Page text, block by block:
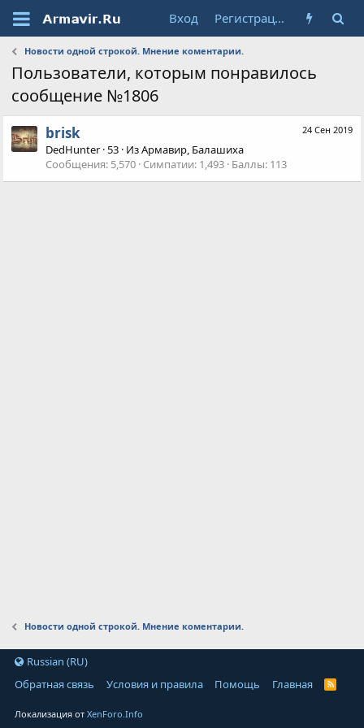
Вход Регистрация
Новости одной строкой. Мнение коментарии.
Пользователи, которым понравилось
сообщение №1806
24 Сен 2019
brisk
DedHunter ·53 · ИзАрмавир, Балашиха
Сообщения 5,570 Симпатии 1,493 Баллы 113
Новости одной строкой. Мнение коментарии.
Russian (RU)
Обратная связь
Условия и правила Помощь Главная
Локализация отXenForo.Info